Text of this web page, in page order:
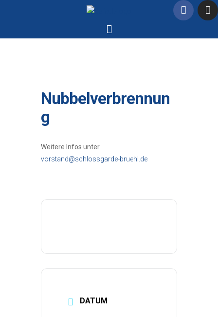
Nubbelverbrennun
g
Weitere Infos unter
vorstand@schlossgarde-bruehl.de
DATUM